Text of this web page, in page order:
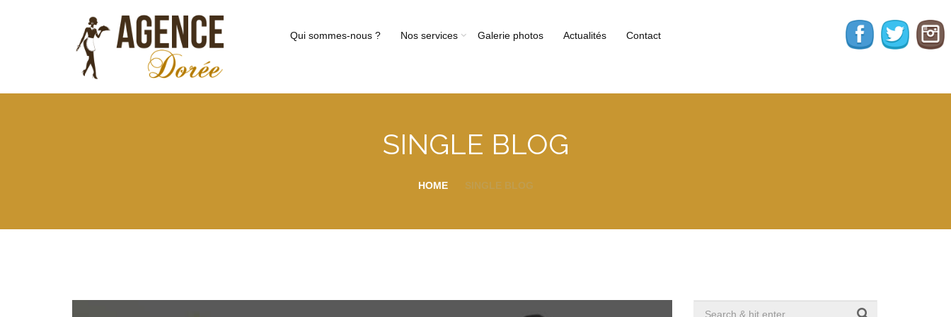
Qui sommes-nous ? Nos services Galerie photos Actualités Contact
SINGLE BLOG
HOME SINGLE BLOG